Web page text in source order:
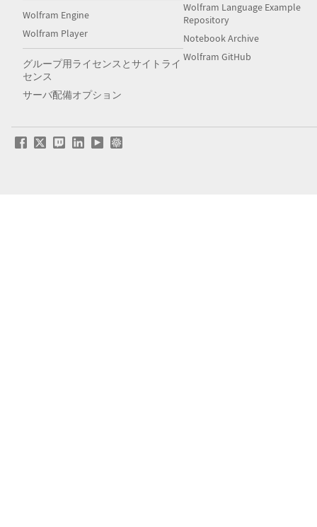
Wolfram Engine
Wolfram Player
グループ用ライセンスとサイトライ
センス
サーバ配備オプション
Wolfram Language Example
Repository
Notebook Archive
Wolfram GitHub